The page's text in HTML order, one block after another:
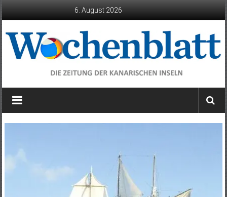
6. August 2026
Wochenblatt
die